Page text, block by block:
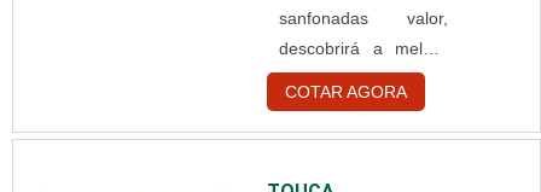
sanfonadas valor,
descobrirá a melhor
empresa do
segmento.
Elaborando um
COTAR AGORA